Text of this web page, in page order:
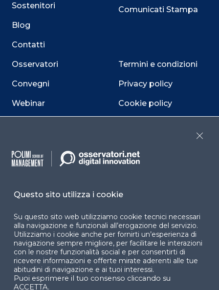
Sostenitori
Blog
Contatti
Osservatori
Convegni
Webinar
Comunicati Stampa
Termini e condizioni
Privacy policy
Cookie policy
accessibilità
Facebook LinkedIn
YouTube X
Questo sito utilizza i cookie
Su questo sito web utilizziamo cookie tecnici necessari
alla navigazione e funzionali all’erogazione del servizio.
Utilizziamo i cookie anche per fornirti un’esperienza di
navigazione sempre migliore, per facilitare le interazioni
con le nostre funzionalità social e per consentirti di
ricevere informazioni e offerte mirate aderenti alle tue
abitudini di navigazione e ai tuoi interessi.
Puoi esprimere il tuo consenso cliccando su
ACCETTA.